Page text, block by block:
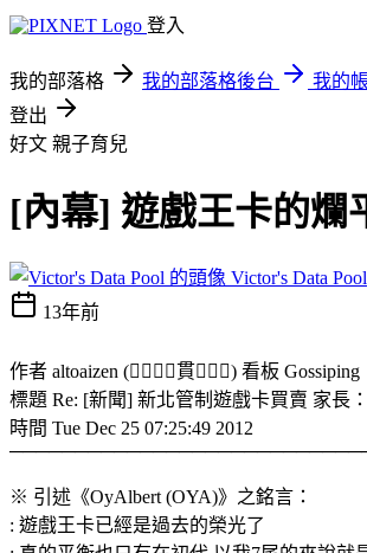
登入
我的部落格 我的部落格後台
我的
登出
好文 親子育兒
[內幕] 遊戲王卡的爛
Victor's Data Pool
13年前
作者 altoaizen (貫) 看板 Gossiping
標題 Re: [新聞] 新北管制遊戲卡買賣 家長
時間 Tue Dec 25 07:25:49 2012
※ 引述《OyAlbert (OYA)》之銘言：
: 遊戲王卡已經是過去的榮光了